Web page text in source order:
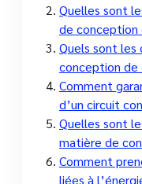
Quelles sont
de conception
Quels sont les
conception de
Comment
d’un circuit
Quelles sont
matière de
Comment
liées à